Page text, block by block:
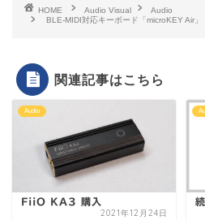
HOME Audio Visual
Audio
BLE-MIDI対応キーボード「microKEY Air」
関連記事はこちら
Audio
FiiO KA3 購入
2021年12月24日